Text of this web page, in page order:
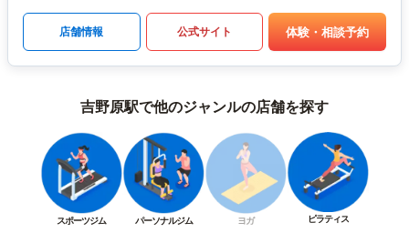
店舗情報 公式サイト 体験・相談予約
吉野原駅で他のジャンルの店舗を探す
スポーツジム パーソナルジム ヨガ ピラティス